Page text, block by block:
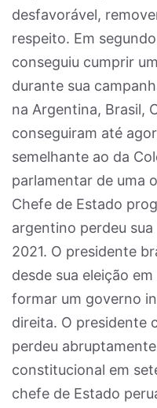
desfavorável,
respeito. Em
conseguiu cumprir
durante sua
na Argentina, Brasil,
conseguiram até
semelhante ao da
parlamentar de uma
Chefe de Estado
argentino perdeu
2021. O presidente
desde sua eleição
formar um governo
direita. O presidente
perdeu
constitucional em
chefe de Estado